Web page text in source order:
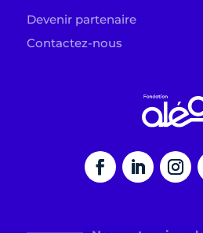
Devenir partenaire
Contactez-nous